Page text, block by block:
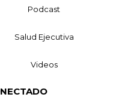
Podcast
Salud Ejecutiva
Videos